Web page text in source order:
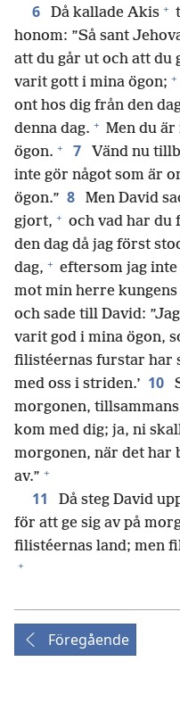
6 Då kallade Akis +
honom: ”Så sant
att du går ut och att du
varit gott i mina ögon; +
ont hos dig från den
denna dag. + Men du
ögon. + 7
Vänd nu
inte gör något som är
ögon.” 8
Men David
gjort, + och vad har du
den dag då jag först
dag, + eftersom jag
mot min herre kungens
och sade till David:
varit god i mina ögon,
filistéernas furstar har
med oss i striden.’ 10
morgonen,
kom med dig; ja, ni
morgonen, när det har
av.” +
11
Då steg David
för att ge sig av på
filistéernas land; men
+
Föregående